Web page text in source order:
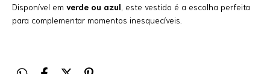
Disponível em verde ou azul , este vestido é a escolha perfeita
para complementar momentos inesquecíveis.